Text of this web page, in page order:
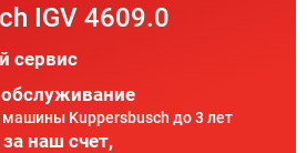
IGV 4609.0
сервис
Kuppersbusch до 3 лет
наш счет,